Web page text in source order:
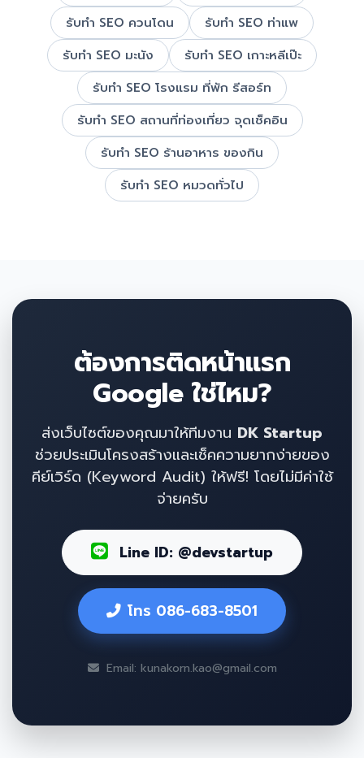
รับทำ SEO ควนโดน
รับทำ SEO ท่าแพ
รับทำ SEO มะนัง
รับทำ SEO เกาะหลีเป๊ะ
รับทำ SEO โรงแรม ที่พัก รีสอร์ท
รับทำ SEO สถานที่ท่องเที่ยว จุดเช็คอิน
รับทำ SEO ร้านอาหาร ของกิน
รับทำ SEO หมวดทั่วไป
ต้องการติดหน้าแรก
Google ใช่ไหม?
ส่งเว็บไซต์ของคุณมาให้ทีมงาน DK Startup
ช่วยประเมินโครงสร้างและเช็คความยากง่ายของ
คีย์เวิร์ด (Keyword Audit) ให้ฟรี! โดยไม่มีค่าใช้
จ่ายครับ
Line ID: @devstartup
โทร 086-683-8501
Email: kunakorn.kao@gmail.com